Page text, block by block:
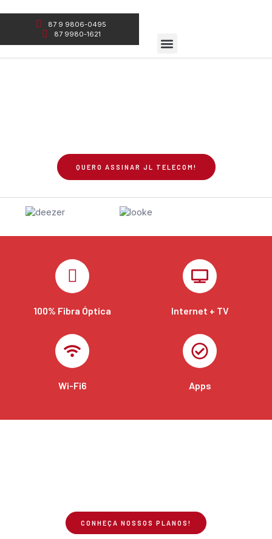
87 9 9806-0495
87 9980-1621
QUERO ASSINAR JL TELECOM!
100% Fibra Óptica Internet + TV
Wi-Fi6 Apps
CONHEÇA NOSSOS PLANOS!